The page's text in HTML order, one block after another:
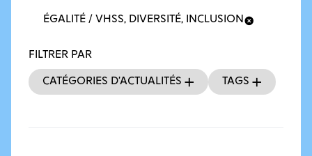
FILTRER PAR
Catégories d’actualités Tags
ÉGALITÉ / VHSS, DIVERSITÉ, INCLUSION